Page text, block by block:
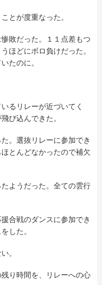
とが度重なった。
敗だった。１１点差もつ
ほどにボロ負けだった。
たのに。
るリレーが近づいてく
び込んできた。
。選抜リレーに参加でき
とんどなかったので補欠
ようだった。全ての雲行
合戦のダンスに参加でき
した。
。
り時間を、リレーへの心